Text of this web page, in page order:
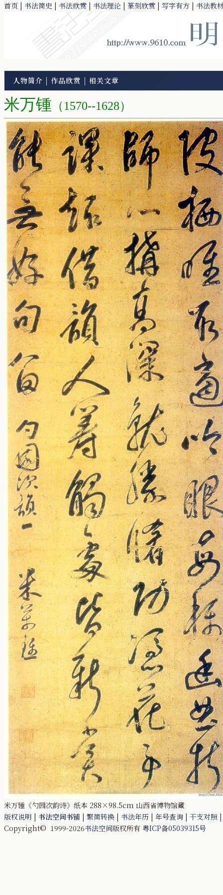
首页 | 书法简史 | 书法欣赏 | 书法理论 | 篆刻欣赏 | 写字有方 | 书法教
人物简介 | 作品欣赏 | 相关文章
米万锺 （1570--1628）
米万锺《勺园次韵诗》纸本 288×98.5cm 山西省博物馆藏
版权说明 | 书法空间书铺 | 繁简转换 | 书法年历 | 年号查询 | 干支对照
Copyright© 1999-2026书法空间版权所有 粤ICP备05039315号